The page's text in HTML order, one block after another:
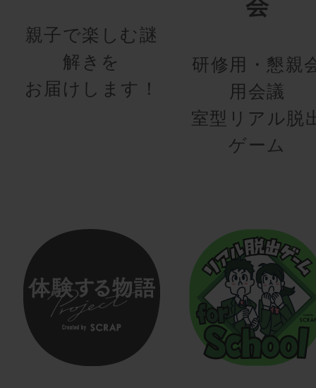
親子で楽しむ謎
解きを
お届けします！
研修用・懇親
用会議
室型リアル脱
ゲーム